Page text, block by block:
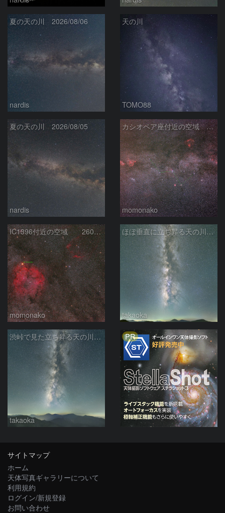
夏の天の川 2026/08/06
nardis
天の川
TOMO88
夏の天の川 2026/08/05
nardis
カシオペア座付近の空域 260720
momonako
IC1396付近の空域 260720
momonako
ほぼ垂直に立ち昇る天の川銀河
takaoka
渋峠で見た立ち昇る天の川銀河
takaoka
PR
サイトマップ
ホーム
天体写真ギャラリーについて
利用規約
ログイン/新規登録
お問い合わせ